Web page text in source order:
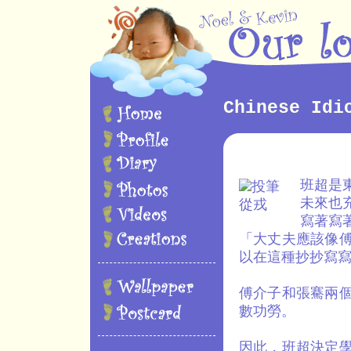
Chinese
班超是
未來也
寫著寫
「大丈夫應該像
以在這種抄抄寫
傅介子和張騫兩
數功勞。
因此，班超決定